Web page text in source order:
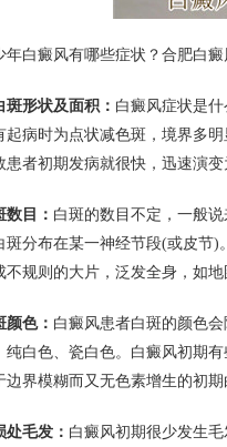
年白癜风有哪些症状？ 合肥白
斑形状及面积： 白癜风症状是什
起病时为点状减色斑，境界多
患者初期发病就很快，迅速演
目： 白斑的数目不定，一般
斑分布在某一神经节段(或皮节
规则的大片，泛发全身，如地
色： 白癜风患者白斑的颜色
纯白色、瓷白色。白癜风初期
界模糊而又无色素增生的初期
毛发： 白癜风初期很少发生